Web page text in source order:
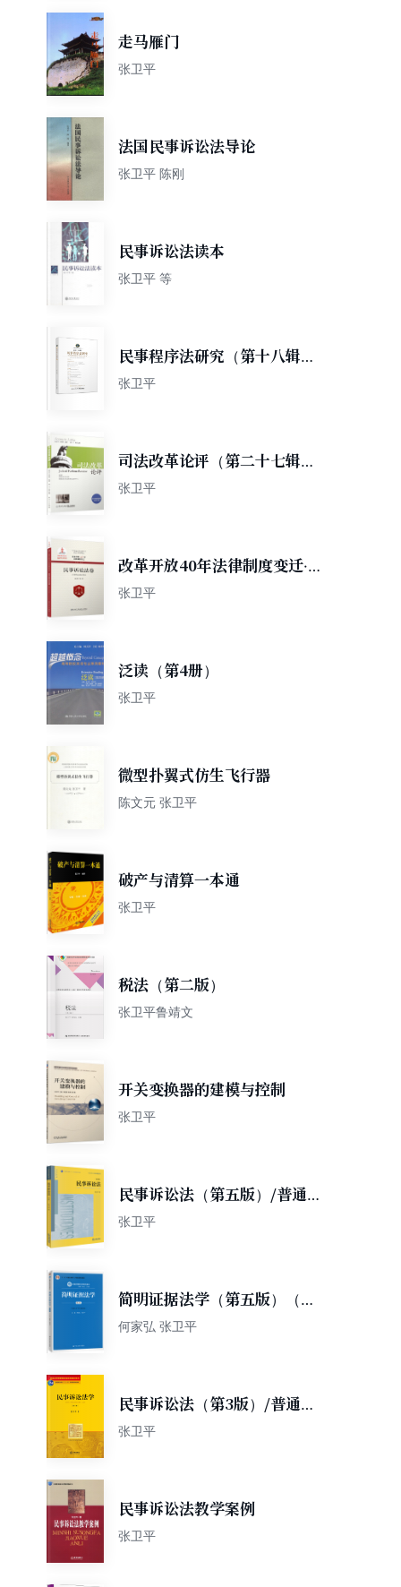
走马雁门
张卫平
法国民事诉讼法导论
张卫平 陈刚
民事诉讼法读本
张卫平 等
民事程序法研究（第十八辑）/
民事程序法研究
张卫平
司法改革论评（第二十七辑）/
司法改革论评
张卫平
改革开放40年法律制度变迁·
民事诉讼法卷
张卫平
泛读（第4册）
张卫平
微型扑翼式仿生飞行器
陈文元 张卫平
破产与清算一本通
张卫平
税法（第二版）
张卫平鲁靖文
开关变换器的建模与控制
张卫平
民事诉讼法（第五版）/普通高
等教育法学精品教材
张卫平
简明证据法学（第五版）（新
编21世纪法学系列教材）
何家弘 张卫平
民事诉讼法（第3版）/普通高
等教育国家级规划教材系列·普
张卫平
民事诉讼法教学案例
张卫平